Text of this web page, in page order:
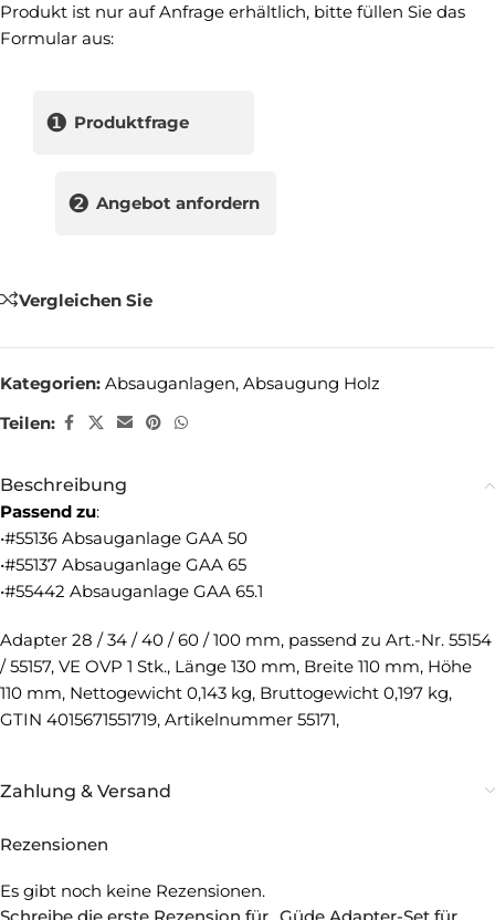
Produkt ist nur auf Anfrage erhältlich, bitte füllen Sie das
Formular aus:
❶ Produktfrage
❷ Angebot anfordern
Vergleichen Sie
Kategorien: Absauganlagen, Absaugung Holz
Teilen:
Beschreibung
Passend zu:
•#55136 Absauganlage GAA 50
•#55137 Absauganlage GAA 65
•#55442 Absauganlage GAA 65.1
Adapter 28 / 34 / 40 / 60 / 100 mm, passend zu Art.-Nr. 55154
/ 55157, VE OVP 1 Stk., Länge 130 mm, Breite 110 mm, Höhe
110 mm, Nettogewicht 0,143 kg, Bruttogewicht 0,197 kg,
GTIN 4015671551719, Artikelnummer 55171,
Zahlung & Versand
Rezensionen
Es gibt noch keine Rezensionen.